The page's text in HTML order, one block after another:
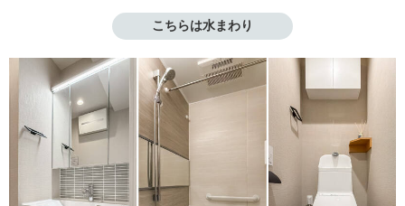
こちらは水まわり